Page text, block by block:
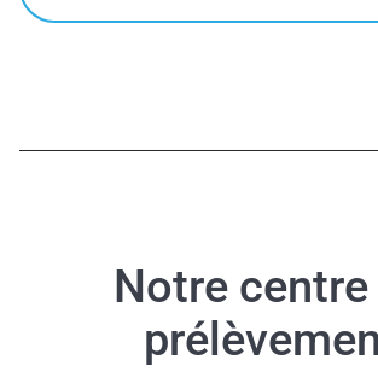
Notre centre